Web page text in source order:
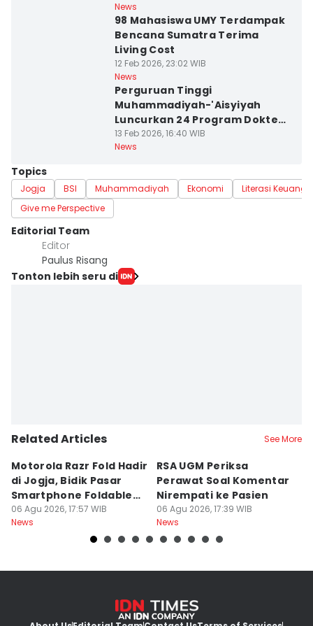
News
98 Mahasiswa UMY Terdampak
Bencana Sumatra Terima
Living Cost
12 Feb 2026, 23:02 WIB
News
Perguruan Tinggi
Muhammadiyah-'Aisyiyah
Luncurkan 24 Program Dokter
Spesialis
13 Feb 2026, 16:40 WIB
News
Topics
Jogja BSI Muhammadiyah Ekonomi
Literasi
Give me Perspective
Editorial Team
Editor
Paulus Risang
Tonton lebih seru di
Related Articles See More
Motorola Razr Fold Hadir
di Jogja, Bidik Pasar
Smartphone Foldable
Premium
06 Agu 2026, 17:57 WIB
News
RSA UGM Periksa
Perawat Soal Komentar
Nirempati ke Pasien
06 Agu 2026, 17:39 WIB
News